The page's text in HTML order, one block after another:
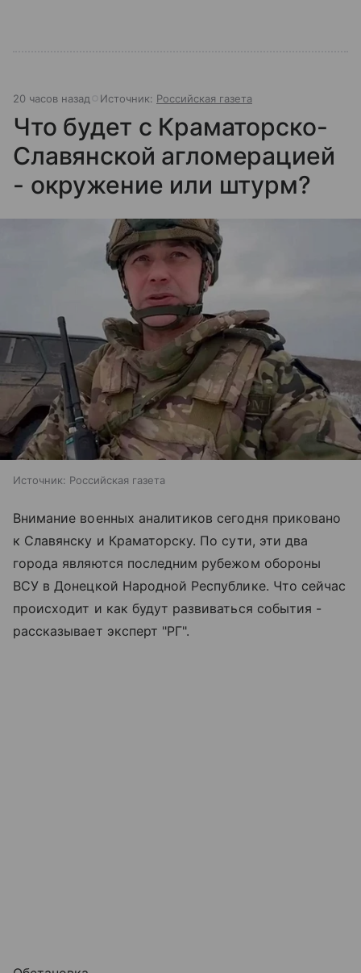
20 часов назад Источник: Российская газета
Что будет с Краматорско-
Славянской агломерацией
- окружение или штурм?
Источник: Российская газета
Внимание военных аналитиков сегодня приковано
к Славянску и Краматорску. По сути, эти два
города являются последним рубежом обороны
ВСУ в Донецкой Народной Республике. Что сейчас
происходит и как будут развиваться события -
рассказывает эксперт "РГ".